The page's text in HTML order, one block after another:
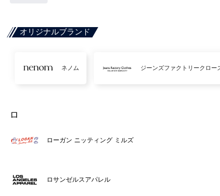
オリジナルブランド
ネノム ジーンズファクトリークロー
ロ
ローガン ニッティング ミルズ
ロサンゼルスアパレル